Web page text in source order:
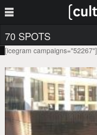
70 SPOTS
[icegram campaigns="52267"]